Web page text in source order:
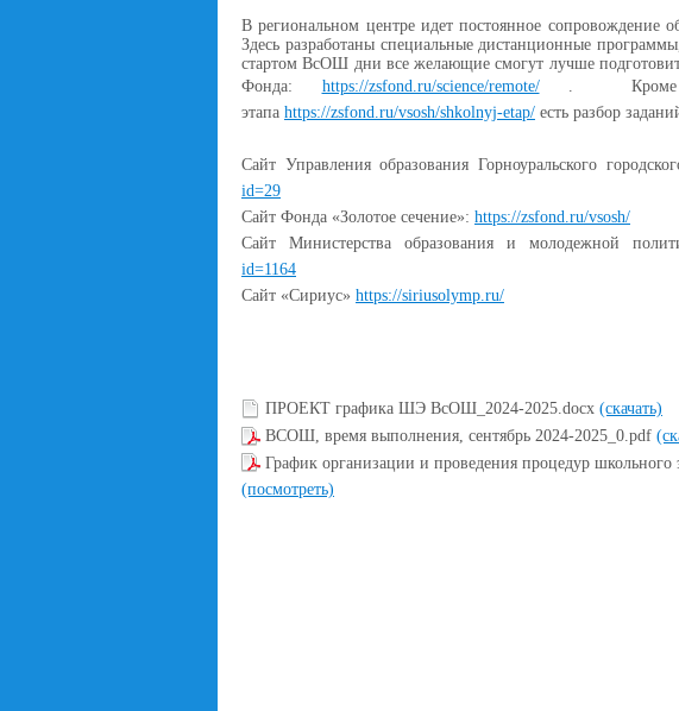
В региональном центре идет постоянное сопровождение
Здесь разработаны специальные дистанционные
стартом ВсОШ дни все желающие смогут лучше
Фонда: https://zsfond.ru/science/remote/. Кроме
этапа https://zsfond.ru/vsosh/shkolnyj-etap/ есть разбор
Сайт Управления образования Горноуральского
id=29
Сайт Фонда «Золотое сечение»: https://zsfond.ru/vsosh/
Сайт Министерства образования и молодежной
id=1164
Сайт «Сириус» https://siriusolymp.ru/
ПРОЕКТ графика ШЭ ВсОШ_2024-2025.docx (скачать)
ВСОШ, время выполнения, сентябрь 2024-2025_0.pdf
График организации и проведения процедур
(посмотреть)